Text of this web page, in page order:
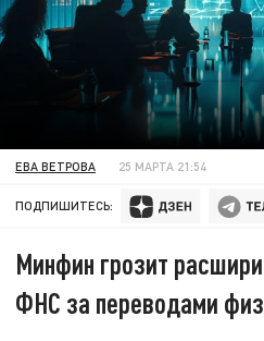
ЕВА ВЕТРОВА 25 МАРТА 21:54
ПОДПИШИТЕСЬ:
Минфин грозит
ФНС за переводами